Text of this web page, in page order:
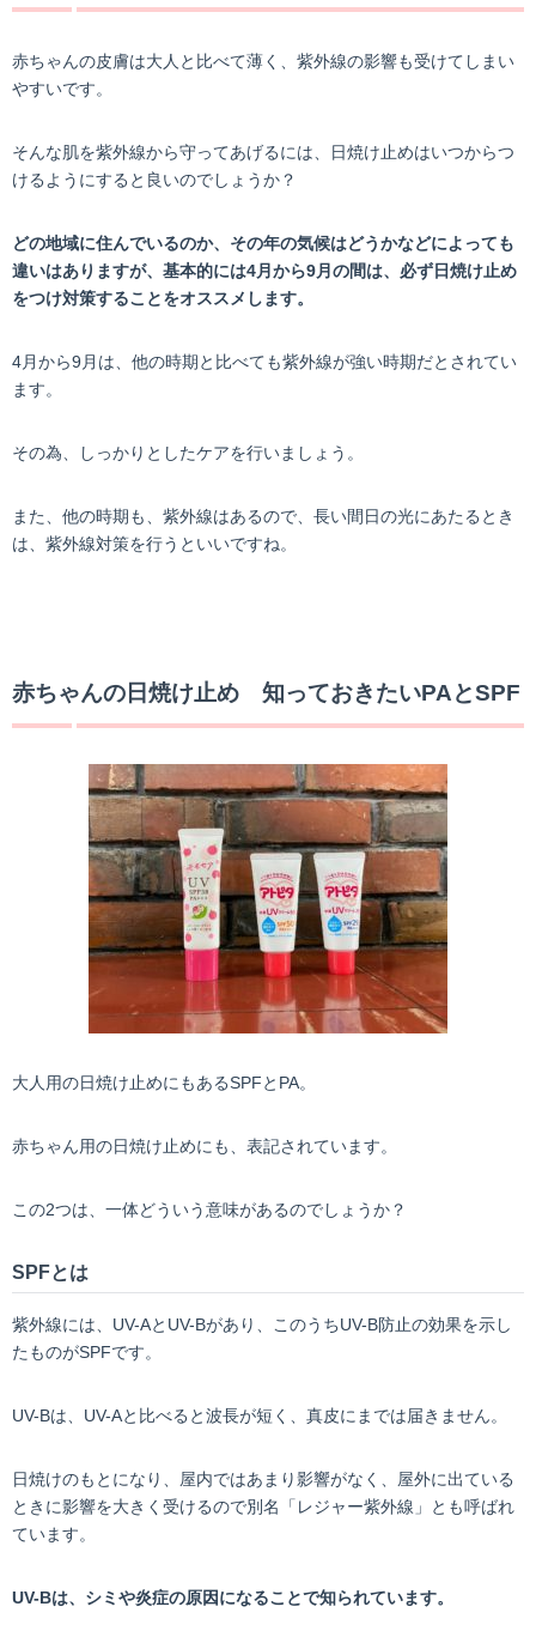
赤ちゃんの皮膚は大人と比べて薄く、紫外線の影響も受けてしまい
やすいです。
そんな肌を紫外線から守ってあげるには、日焼け止めはいつからつ
けるようにすると良いのでしょうか？
どの地域に住んでいるのか、その年の気候はどうかなどによっても
違いはありますが、基本的には4月から9月の間は、必ず日焼け止め
をつけ対策することをオススメします。
4月から9月は、他の時期と比べても紫外線が強い時期だとされてい
ます。
その為、しっかりとしたケアを行いましょう。
また、他の時期も、紫外線はあるので、長い間日の光にあたるとき
は、紫外線対策を行うといいですね。
赤ちゃんの日焼け止め 知っておきたいPAとSPF
大人用の日焼け止めにもあるSPFとPA。
赤ちゃん用の日焼け止めにも、表記されています。
この2つは、一体どういう意味があるのでしょうか？
SPFとは
紫外線には、UV-AとUV-Bがあり、このうちUV-B防止の効果を示し
たものがSPFです。
UV-Bは、UV-Aと比べると波長が短く、真皮にまでは届きません。
日焼けのもとになり、屋内ではあまり影響がなく、屋外に出ている
ときに影響を大きく受けるので別名「レジャー紫外線」とも呼ばれ
ています。
UV-Bは、シミや炎症の原因になることで知られています。